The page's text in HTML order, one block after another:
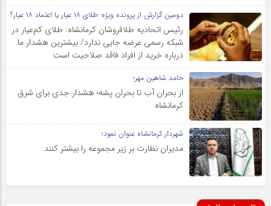
دومین گزارش از پرونده ویژه :طلای ۱۸ عیار یا اعتماد ۱۸ عیار؟
رئیس اتحادیه طلافروشان کرمانشاه: طلای کم‌عیار در
شبکه رسمی عرضه جایی ندارد/ بیشترین هشدار ما
درباره خرید از افراد فاقد صلاحیت است
حامد شاهین مهر؛
از بحران آب تا بحران پشه؛ هشدار جدی برای شرق
کرمانشاه
شهردار کرمانشاه عنوان نمود؛
مدیران نظارت بر زیر مجموعه را بیشتر کنند